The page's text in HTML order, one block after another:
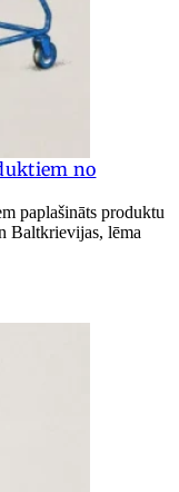
no
paplašināts produktu
Baltkrievijas, lēma